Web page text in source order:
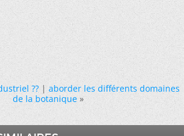
??|aborder les différents domaines
de la botanique »